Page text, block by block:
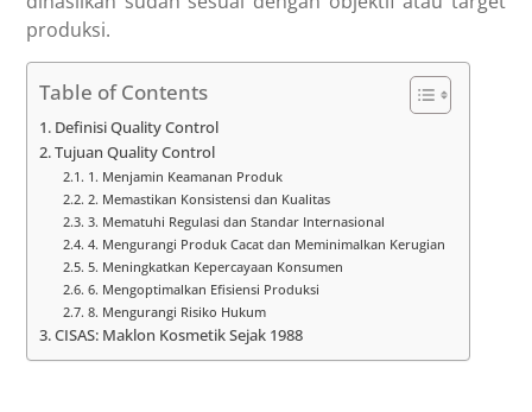
produksi.
Table of Contents
Definisi Quality Control
Tujuan Quality Control
1. Menjamin Keamanan Produk
2. Memastikan Konsistensi dan Kualitas
3. Mematuhi Regulasi dan Standar Internasional
4. Mengurangi Produk Cacat dan Meminimalkan Kerugian
5. Meningkatkan Kepercayaan Konsumen
6. Mengoptimalkan Efisiensi Produksi
8. Mengurangi Risiko Hukum
CISAS: Maklon Kosmetik Sejak 1988